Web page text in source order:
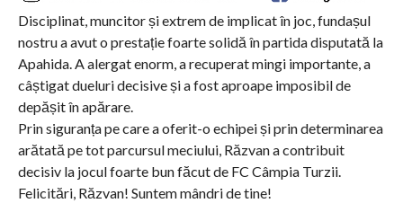
Disciplinat, muncitor și extrem de implicat în joc, fundașul
nostru a avut o prestație foarte solidă în partida disputată la
Apahida. A alergat enorm, a recuperat mingi importante, a
câștigat dueluri decisive și a fost aproape imposibil de
depășit în apărare.
Prin siguranța pe care a oferit-o echipei și prin determinarea
arătată pe tot parcursul meciului, Răzvan a contribuit
decisiv la jocul foarte bun făcut de FC Câmpia Turzii.
Felicitări, Răzvan! Suntem mândri de tine!